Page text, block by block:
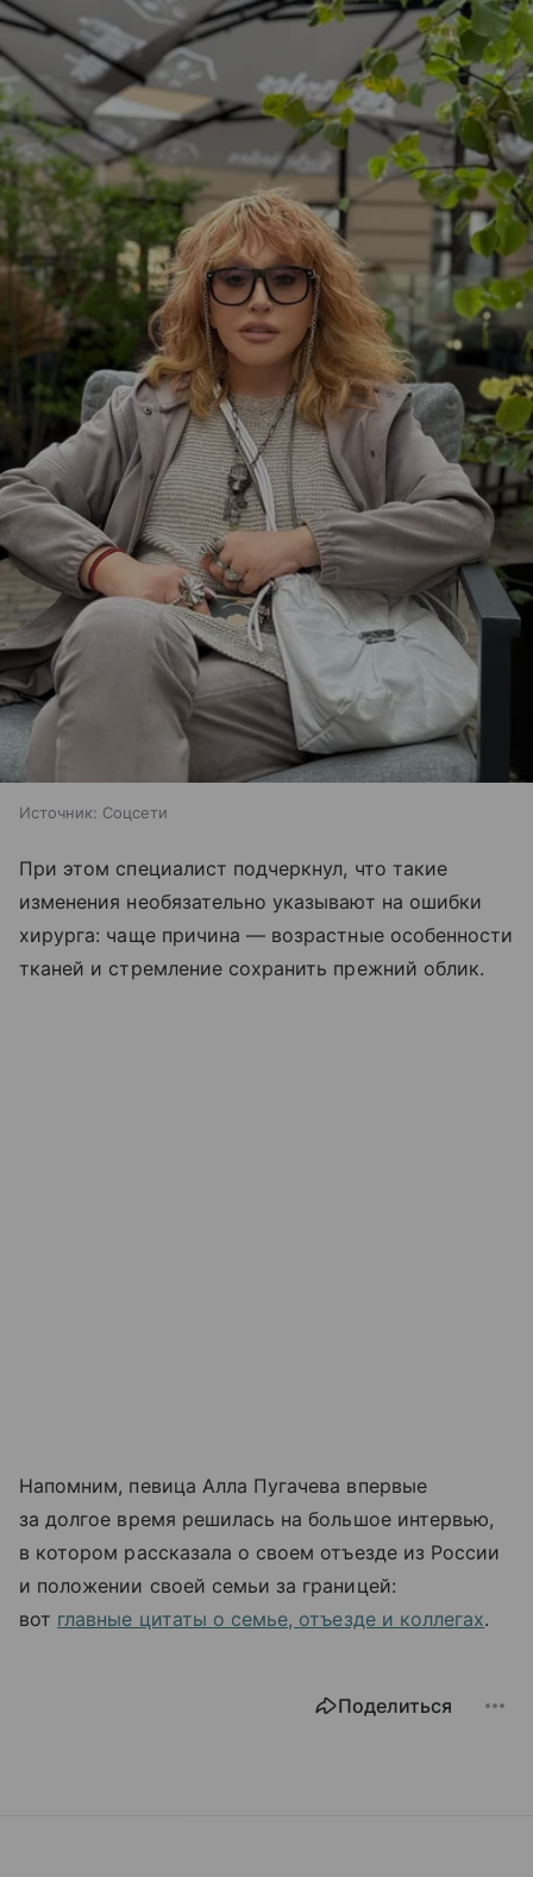
Источник: Соцсети
При этом специалист подчеркнул, что такие
изменения необязательно указывают на ошибки
хирурга: чаще причина — возрастные особенности
тканей и стремление сохранить прежний облик.
Напомним, певица Алла Пугачева впервые
за долгое время решилась на большое интервью,
в котором рассказала о своем отъезде из России
и положении своей семьи за границей:
вот главные цитаты о семье, отъезде и коллегах.
Поделиться